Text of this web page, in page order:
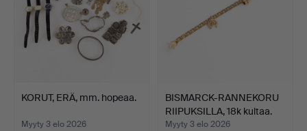
KORUT, ERÄ, mm. hopeaa.
Myyty 3 elo 2026
BISMARCK-RANNEKORU
RIIPUKSILLA, 18k kultaa.
Myyty 3 elo 2026